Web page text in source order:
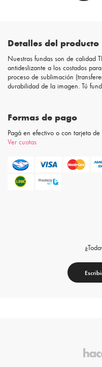
Detalles del producto
Nuestras fundas son de calidad
antideslizante a los costados
proceso de sublimación
durabilidad de la imagen. Tú
Formas de pago
Pagá en efectivo o con tarjeta
Ver cuotas